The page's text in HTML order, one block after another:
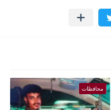
محافظات